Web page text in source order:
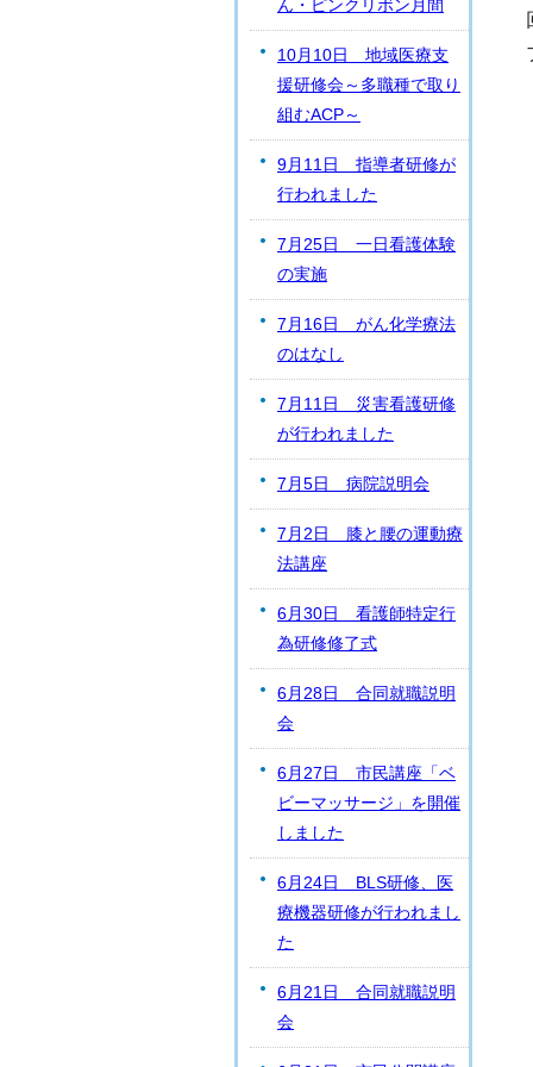
ん・ピンクリボン月間
10月10日 地域医療支
援研修会～多職種で取り
組むACP～
9月11日 指導者研修が
行われました
7月25日 一日看護体験
の実施
7月16日 がん化学療法
のはなし
7月11日 災害看護研修
が行われました
7月5日 病院説明会
7月2日 膝と腰の運動療
法講座
6月30日 看護師特定行
為研修修了式
6月28日 合同就職説明
会
6月27日 市民講座「ベ
ビーマッサージ」を開催
しました
6月24日 BLS研修、医
療機器研修が行われまし
た
6月21日 合同就職説明
会